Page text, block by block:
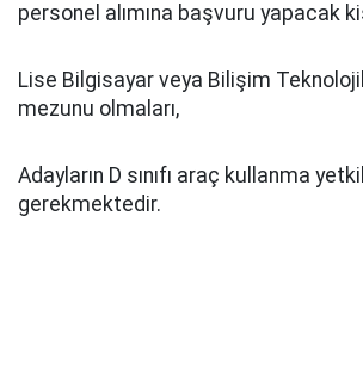
personel alımına başvuru yapacak
Lise Bilgisayar veya Bilişim
mezunu olmaları,
Adayların D sınıfı araç kullanma
gerekmektedir.